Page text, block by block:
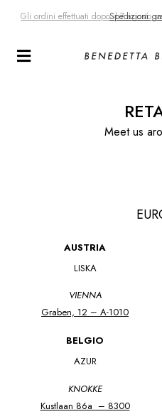
Gli ordini effettuati dopo il 7 agosto
Meet us
AUSTRIA
LISKA
VIENNA
Graben, 12 – A-1010
BELGIO
AZUR
KNOKKE
Kustlaan 86a – 8300